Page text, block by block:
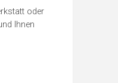
oder
Ihnen